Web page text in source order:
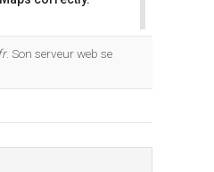
. Son serveur web se